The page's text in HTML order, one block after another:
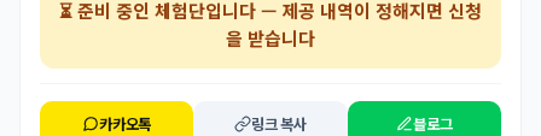
⏳준비 중인 체험단입니다 — 제공 내역이 정해지면 신청
을 받습니다
카카오톡 링크 복사 블로그